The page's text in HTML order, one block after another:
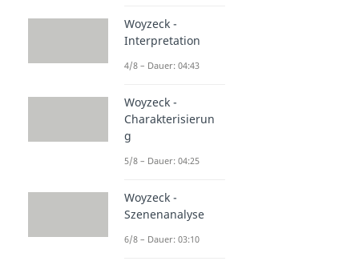
Woyzeck -
Interpretation
4/8 – Dauer: 04:43
Woyzeck -
Charakterisierun
g
5/8 – Dauer: 04:25
Woyzeck -
Szenenanalyse
6/8 – Dauer: 03:10